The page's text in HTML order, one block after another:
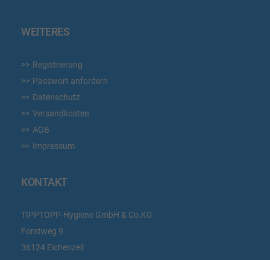
WEITERES
Registrierung
Passwort anfordern
Datenschutz
Versandkosten
AGB
Impressum
KONTAKT
TIPPTOPP-Hygiene GmbH & Co.KG
Forstweg 9
36124 Eichenzell